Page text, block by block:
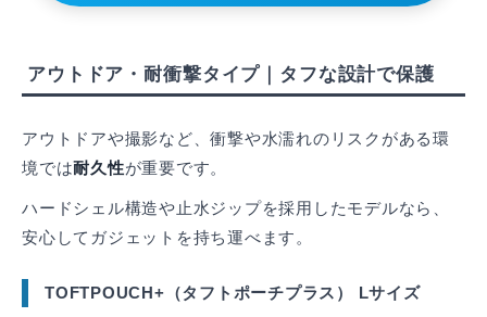
アウトドア・耐衝撃タイプ｜タフな設計で保護
アウトドアや撮影など、衝撃や水濡れのリスクがある環
境では耐久性が重要です。
ハードシェル構造や止水ジップを採用したモデルなら、
安心してガジェットを持ち運べます。
TOFTPOUCH+（タフトポーチプラス） Lサイズ